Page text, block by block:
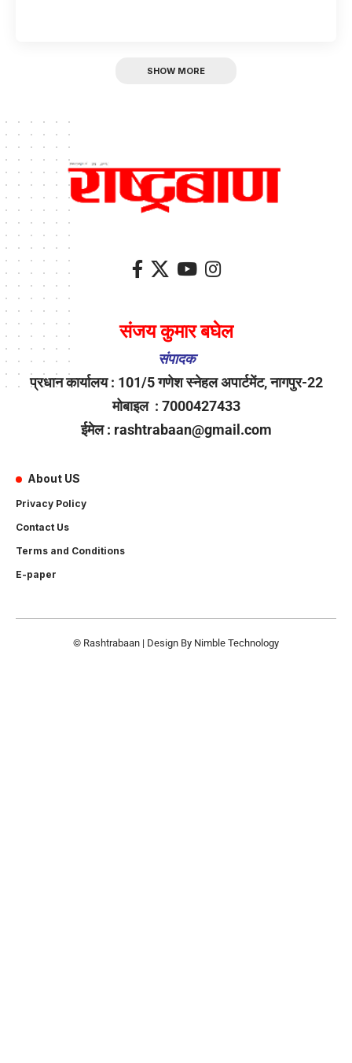
SHOW MORE
संजय कुमार बघेल
संपादक
प्रधान कार्यालय : 101/5 गणेश स्नेहल अपार्टमेंट, नागपुर-22
मोबाइल : 7000427433
ईमेल : rashtrabaan@gmail.com
About US
Privacy Policy
Contact Us
Terms and Conditions
E-paper
© Rashtrabaan | Design By Nimble Technology